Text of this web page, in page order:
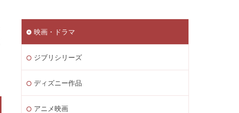
映画・ドラマ
ジブリシリーズ
ディズニー作品
アニメ映画